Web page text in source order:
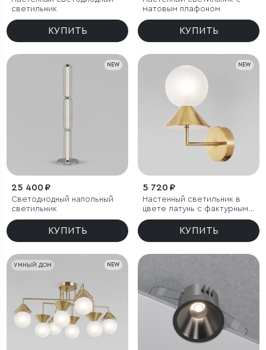
светильник
КУПИТЬ
матовым плафоном
КУПИТЬ
NEW
25 400 ₽
Светодиодный напольный
светильник
КУПИТЬ
NEW
5 720 ₽
Настенный светильник в
цвете латунь с фактурным
плафоном
КУПИТЬ
УМНЫЙ ДОМ NEW